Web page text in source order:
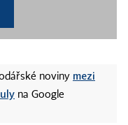
noviny mezi
na Google